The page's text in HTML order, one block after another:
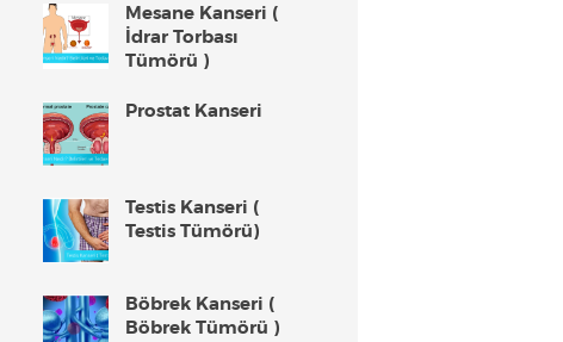
Mesane Kanseri (
İdrar Torbası
Tümörü )
Prostat Kanseri
Testis Kanseri (
Testis Tümörü)
Böbrek Kanseri (
Böbrek Tümörü )